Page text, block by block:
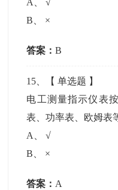
A 、√
B
×
答案：B
15 、【单选题 】
电工测量指示仪表
表、功率表、欧姆表
A
、√
B
×
答案： A